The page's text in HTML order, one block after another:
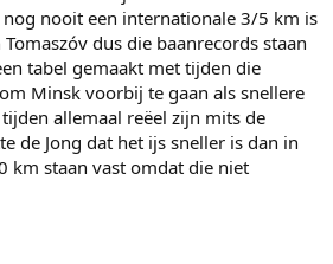
nooit een internationale 3/5 km is
dus die baanrecords staan
tabel gemaakt met tijden die
Minsk voorbij te gaan als snellere
allemaal reëel zijn mits de
de Jong dat het ijs sneller is dan in
km staan vast omdat die niet